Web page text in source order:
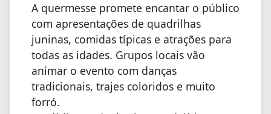
A quermesse promete encantar o público
com apresentações de quadrilhas
juninas, comidas típicas e atrações para
todas as idades. Grupos locais vão
animar o evento com danças
tradicionais, trajes coloridos e muito
forró.